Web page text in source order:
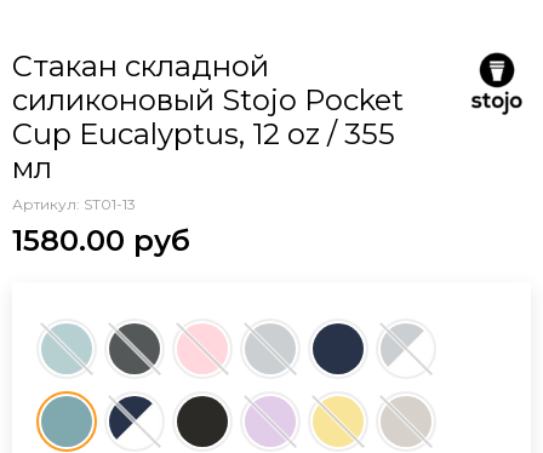
Стакан складной
силиконовый Stojo Pocket
Cup Eucalyptus, 12 oz / 355
мл
Артикул: ST01-13
1580.00 руб